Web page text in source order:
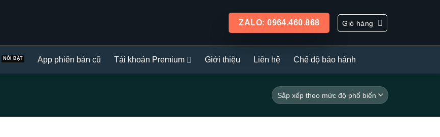
ZALO: 0964.460.868 Giỏ hàng
App phiên bản cũ Tài khoản Premium Giới thiệu Liên hệ Chế độ bảo hành